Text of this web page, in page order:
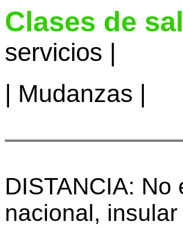
Clases de
servicios |
Mudanzas
DISTANCIA:
nacional,